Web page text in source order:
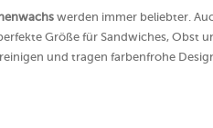
werden immer beliebter.
Größe für Sandwiches, Obst
und tragen farbenfrohe